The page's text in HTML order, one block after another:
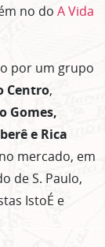
no do A Vida
por um grupo
Centro,
Gomes,
e Rica
mercado, em
de S. Paulo,
IstoÉ e